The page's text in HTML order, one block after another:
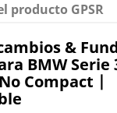
producto GPSR
&
BMW Serie
Compact |